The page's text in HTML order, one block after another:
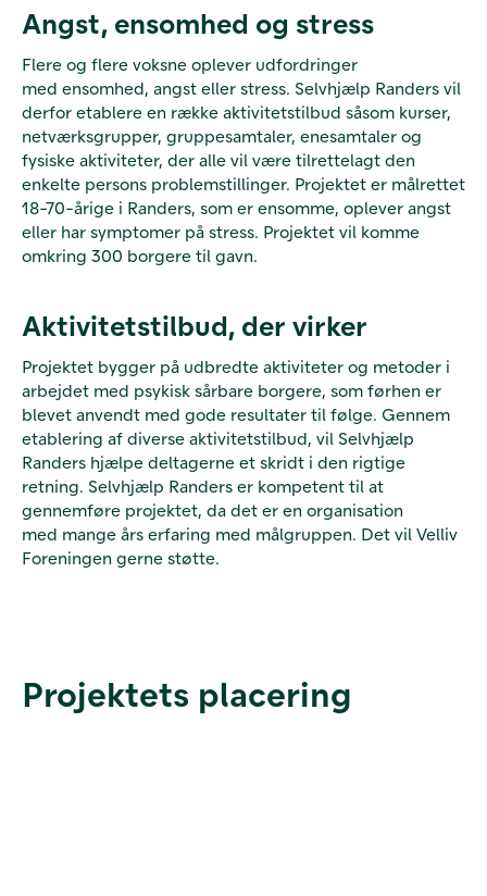
Angst, ensomhed og stress
Flere og flere voksne oplever udfordringer
med ensomhed, angst eller stress. Selvhjælp Randers vil
derfor etablere en række aktivitetstilbud såsom kurser,
netværksgrupper, gruppesamtaler, enesamtaler og
fysiske aktiviteter, der alle vil være tilrettelagt den
enkelte persons problemstillinger. Projektet er målrettet
18-70-årige i Randers, som er ensomme, oplever angst
eller har symptomer på stress. Projektet vil komme
omkring 300 borgere til gavn.
Aktivitetstilbud, der virker
Projektet bygger på udbredte aktiviteter og metoder i
arbejdet med psykisk sårbare borgere, som førhen er
blevet anvendt med gode resultater til følge. Gennem
etablering af diverse aktivitetstilbud, vil Selvhjælp
Randers hjælpe deltagerne et skridt i den rigtige
retning. Selvhjælp Randers er kompetent til at
gennemføre projektet, da det er en organisation
med mange års erfaring med målgruppen. Det vil Velliv
Foreningen gerne støtte.
Projektets placering